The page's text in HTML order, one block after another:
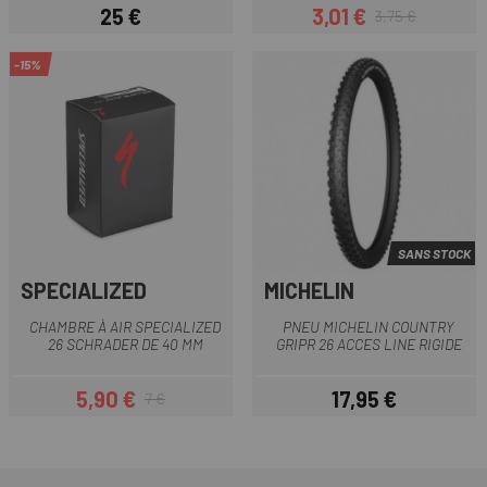
Prix
25 € Prix
3,01 €Prix habituel
3,75 €
-15%
SPECIALIZED
CHAMBRE À AIR SPECIALIZED
26 SCHRADER DE 40 MM
Prix
5,90 €Prix habituel
7 €
SANS STOCK
MICHELIN
PNEU MICHELIN COUNTRY
GRIPR 26 ACCES LINE RIGIDE
Prix
17,95 €